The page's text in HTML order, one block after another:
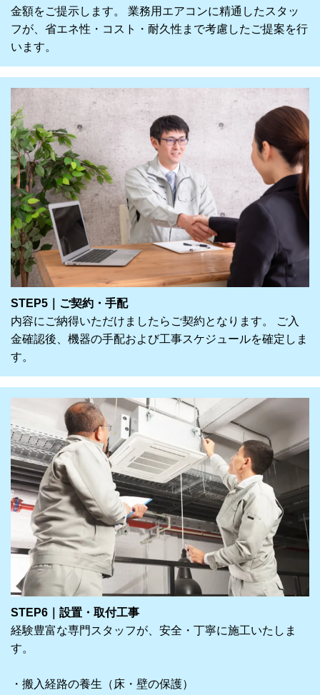
金額をご提示します。 業務用エアコンに精通したスタッ
フが、省エネ性・コスト・耐久性まで考慮したご提案を行
います。
STEP5｜ご契約・手配
内容にご納得いただけましたらご契約となります。 ご入
金確認後、機器の手配および工事スケジュールを確定しま
す。
STEP6｜設置・取付工事
経験豊富な専門スタッフが、安全・丁寧に施工いたしま
す。
・搬入経路の養生（床・壁の保護）